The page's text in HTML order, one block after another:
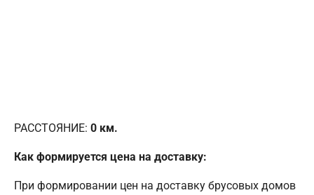
РАССТОЯНИЕ: 0 км.
Как формируется цена на доставку:
При формировании цен на доставку брусовых домов